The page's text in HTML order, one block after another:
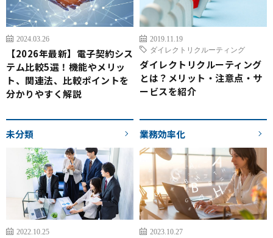
2024.03.26
【2026年最新】電子契約シス
テム比較5選！機能やメリッ
ト、関連法、比較ポイントを
分かりやすく解説
2019.11.19
ダイレクトリクルーティング
ダイレクトリクルーティング
とは？メリット・注意点・サ
ービスを紹介
未分類
2022.10.25
業務効率化
2023.10.27